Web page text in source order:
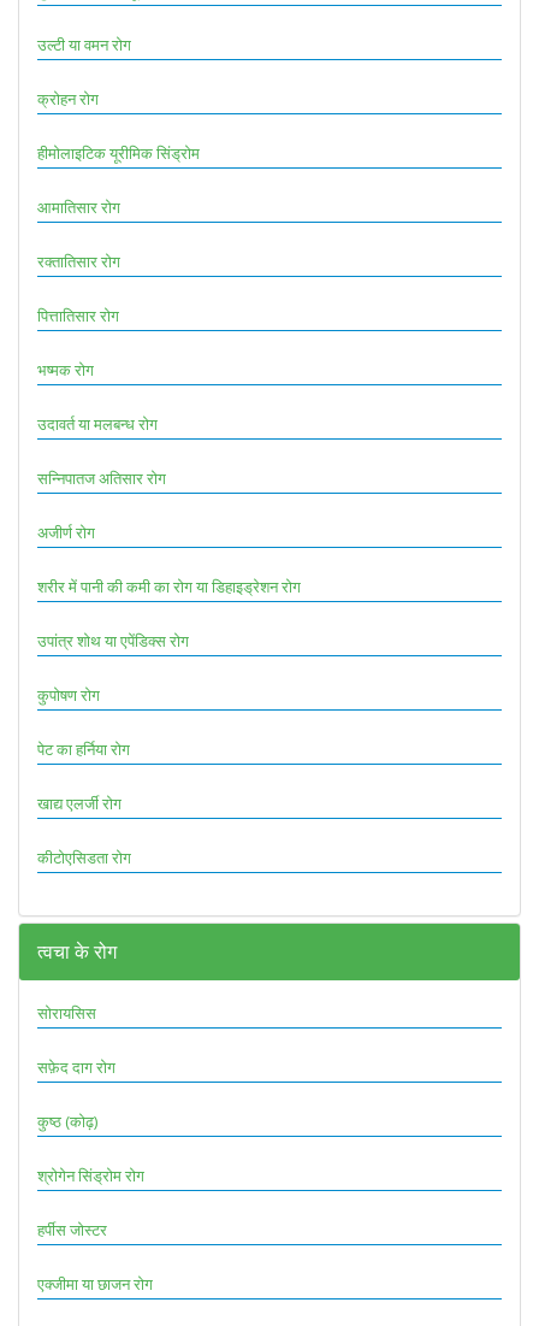
उल्टी या वमन रोग
क्रोहन रोग
हीमोलाइटिक यूरीमिक सिंड्रोम
आमातिसार रोग
रक्तातिसार रोग
पित्तातिसार रोग
भष्मक रोग
उदावर्त या मलबन्ध रोग
सन्निपातज अतिसार रोग
अजीर्ण रोग
शरीर में पानी की कमी का रोग या डिहाइड्रेशन रोग
उपांत्र शोथ या एपेंडिक्स रोग
कुपोषण रोग
पेट का हर्निया रोग
खाद्य एलर्जी रोग
कीटोएसिडता रोग
त्वचा के रोग
सोरायसिस
सफ़ेद दाग रोग
कुष्ठ (कोढ़)
श्रोगेन सिंड्रोम रोग
हर्पीस जोस्टर
एक्जीमा या छाजन रोग